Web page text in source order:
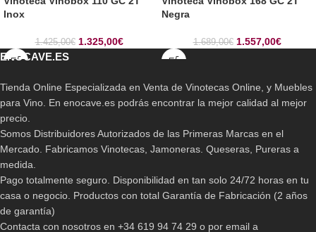
Inox
1.425,00€ 1.325,00€
Negra
1.689,00€ 1.557,00€
ENOCAVE.ES
Tienda Online Especializada en Venta de Vinotecas Online, y Muebles
para Vino. En enocave.es podrás encontrar la mejor calidad al mejor
precio.
Somos Distribuidores Autorizados de las Primeras Marcas en el
Mercado. Fabricamos Vinotecas, Jamoneras. Queseras, Pureras a
medida.
Pago totalmente seguro. Disponibilidad en tan solo 24/72 horas en tu
casa o negocio. Productos con total Garantía de Fabricación (2 años
de garantía)
Contacta con nosotros en +34 619 94 74 29 o por email a